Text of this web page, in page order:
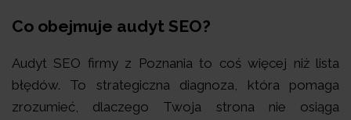
Co obejmuje audyt SEO?
Audyt SEO firmy z Poznania to coś więcej niż lista
błędów. To strategiczna diagnoza, która pomaga
zrozumieć, dlaczego Twoja strona nie osiąga